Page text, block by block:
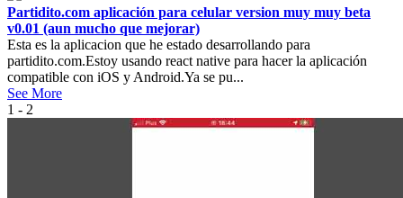
Partidito.com aplicación para celular version muy muy beta
v0.01 (aun mucho que mejorar)
Esta es la aplicacion que he estado desarrollando para
partidito.com.Estoy usando react native para hacer la aplicación
compatible con iOS y Android.Ya se pu...
See More
1 - 2